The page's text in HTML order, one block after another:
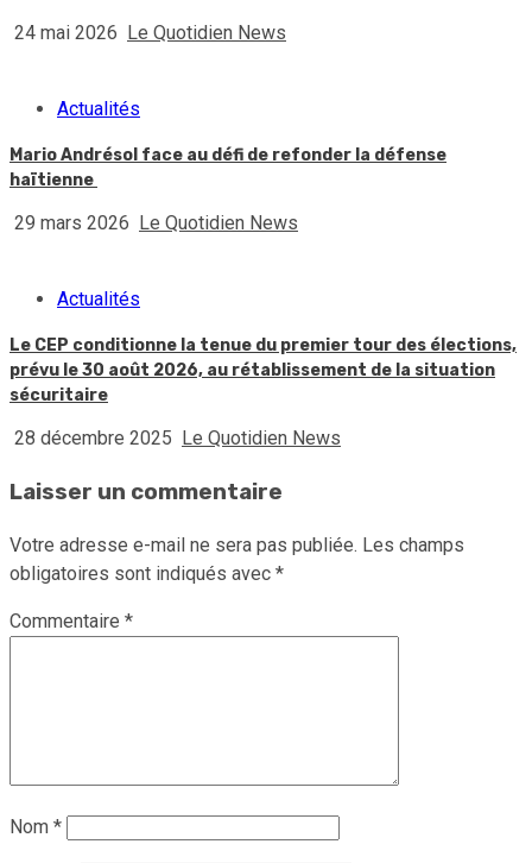
24 mai 2026 Le Quotidien News
Actualités
Mario Andrésol face au défi de refonder la défense
haïtienne
29 mars 2026 Le Quotidien News
Actualités
Le CEP conditionne la tenue du premier tour des élections,
prévu le 30 août 2026, au rétablissement de la situation
sécuritaire
28 décembre 2025 Le Quotidien News
Laisser un commentaire
Votre adresse e-mail ne sera pas publiée. Les champs
obligatoires sont indiqués avec *
Commentaire *
Nom *